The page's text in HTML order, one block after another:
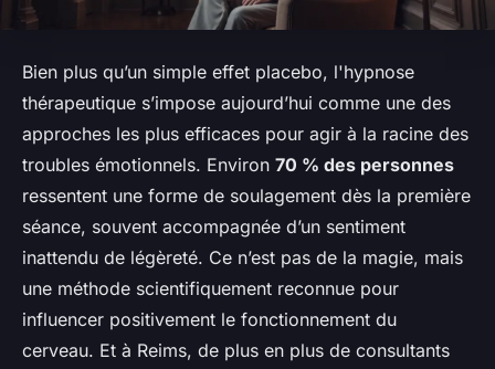
Bien plus qu’un simple effet placebo, l'hypnose
thérapeutique s’impose aujourd’hui comme une des
approches les plus efficaces pour agir à la racine des
troubles émotionnels. Environ 70 % des personnes
ressentent une forme de soulagement dès la première
séance, souvent accompagnée d’un sentiment
inattendu de légèreté. Ce n’est pas de la magie, mais
une méthode scientifiquement reconnue pour
influencer positivement le fonctionnement du
cerveau. Et à Reims, de plus en plus de consultants